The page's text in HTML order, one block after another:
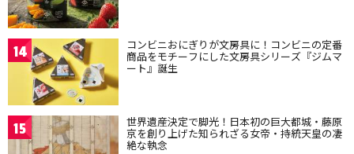
14 コンビニおにぎりが文房具に！コンビニの定番
商品をモチーフにした文房具シリーズ『ジムマ
ート』誕生
15 世界遺産決定で脚光！日本初の巨大都城・藤原
京を創り上げた知られざる女帝・持統天皇の凄
絶な執念